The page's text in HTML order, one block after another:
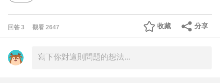
回答 3 觀看 2647 分享
收藏